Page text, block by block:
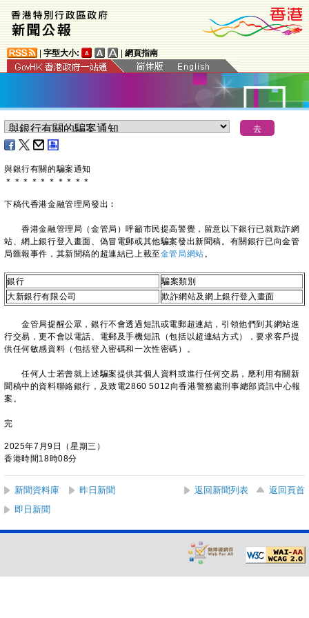
字型大小: 網頁指南
與銀行有關的騙案通知
＊ ＊ ＊ ＊ ＊ ＊ ＊ ＊ ＊ ＊
下稿代香港金融管理局發出︰
香港金融管理局（金管局）呼籲市民提高警覺，留意以下銀行已就欺詐網
站、網上銀行登入畫面、偽冒電郵或其他騙案發出新聞稿。有關銀行已向金管
局匯報事件，其新聞稿的超連結已上載至金管局網站。
銀行
騙案類別
大新銀行有限公司
欺詐網站及網上銀行登入畫面
金管局提醒公眾，銀行不會透過短訊或電郵超連結，引領他們到其網站進
行交易，更不會以電話、電郵及手機短訊（包括以超連結方式），要求客戶提
供任何敏感資料（包括登入密碼和一次性密碼）。
任何人士若曾就上述騙案提供其個人資料或進行任何交易，應利用有關新
聞稿中的資料聯絡銀行，及致電2860 5012向香港警務處刑事總部資訊中心報
案。
完
2025年7月9日（星期三）
香港時間18時08分
新聞資料庫 昨日新聞 返回新聞列表
返回頁首
即日新聞